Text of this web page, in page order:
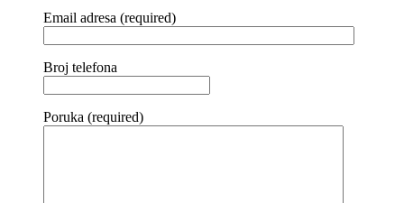
Email adresa (required)
Broj telefona
Poruka (required)